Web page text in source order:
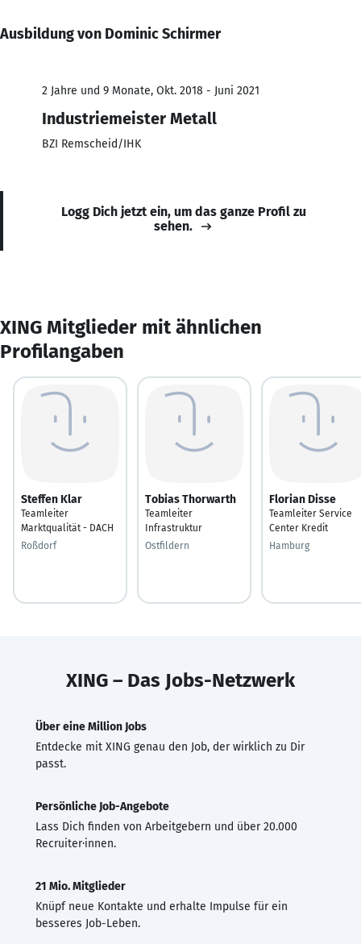
Ausbildung von Dominic Schirmer
2 Jahre und 9 Monate, Okt. 2018 - Juni 2021
Industriemeister Metall
BZI Remscheid/IHK
Logg Dich jetzt ein, um das ganze Profil zu
sehen.
XING Mitglieder mit ähnlichen
Profilangaben
Steffen Klar
Teamleiter
Marktqualität - DACH
Roßdorf
Tobias Thorwarth
Teamleiter
Infrastruktur
Ostfildern
Florian Disse
Teamleiter Service
Center Kredit
Hamburg
XING – Das Jobs-Netzwerk
Über eine Million Jobs
Entdecke mit XING genau den Job, der wirklich zu Dir
passt.
Persönliche Job-Angebote
Lass Dich finden von Arbeitgebern und über 20.000
Recruiter·innen.
21 Mio. Mitglieder
Knüpf neue Kontakte und erhalte Impulse für ein
besseres Job-Leben.